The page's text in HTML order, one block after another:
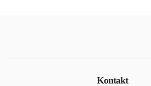
Kontakt